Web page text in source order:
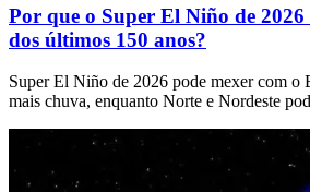
Por que o Super El Niño de 2026
dos últimos 150 anos?
Super El Niño de 2026 pode mexer com o
mais chuva, enquanto Norte e Nordeste